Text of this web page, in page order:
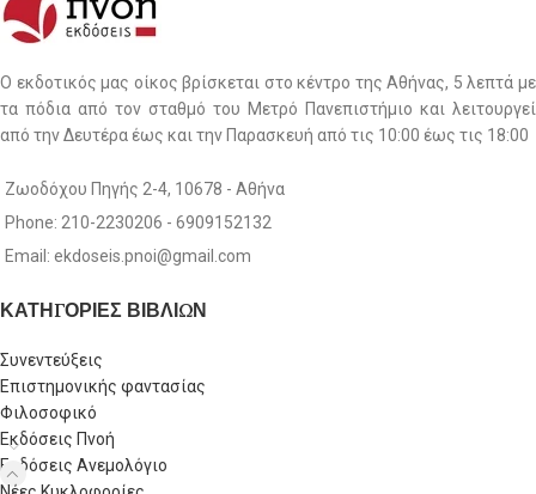
Ο εκδοτικός μας οίκος βρίσκεται στο κέντρο της Αθήνας, 5 λεπτά με
τα πόδια από τον σταθμό του Μετρό Πανεπιστήμιο και λειτουργεί
από την Δευτέρα έως και την Παρασκευή από τις 10:00 έως τις 18:00
Ζωοδόχου Πηγής 2-4, 10678 - Αθήνα
Phone: 210-2230206 - 6909152132
Email: ekdoseis.pnoi@gmail.com
ΚΑΤΗΓΟΡΙΕΣ ΒΙΒΛΙΩΝ
Συνεντεύξεις
Επιστημονικής φαντασίας
Φιλοσοφικό
Εκδόσεις Πνοή
Εκδόσεις Ανεμολόγιο